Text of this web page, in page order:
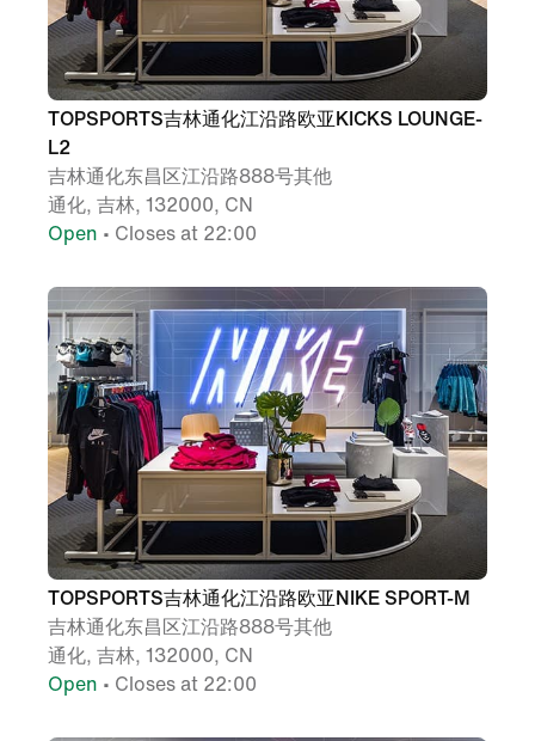
TOPSPORTS吉林通化江沿路欧亚KICKS LOUNGE-
L2
吉林通化东昌区江沿路888号其他
通化, 吉林, 132000, CN
Open • Closes at 22:00
TOPSPORTS吉林通化江沿路欧亚NIKE SPORT-M
吉林通化东昌区江沿路888号其他
通化, 吉林, 132000, CN
Open • Closes at 22:00